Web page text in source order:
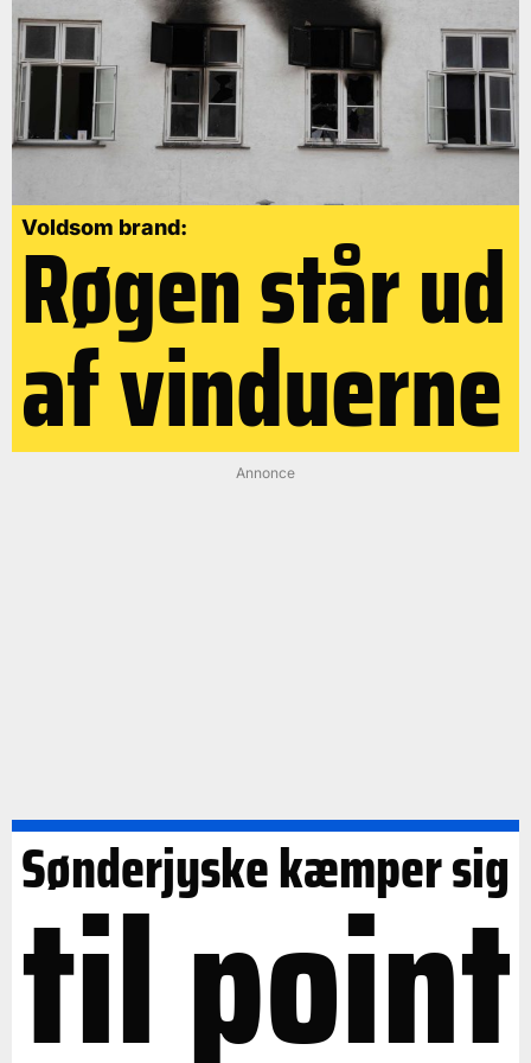
Voldsom brand:
Røgen står ud
af vinduerne
Annonce
Sønderjyske kæmper sig
til point